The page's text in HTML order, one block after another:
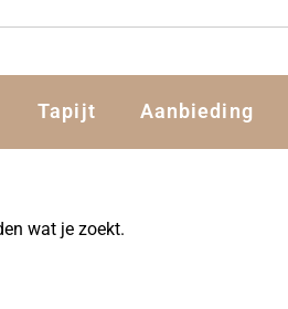
Tapijt Aanbieding
wat je zoekt.